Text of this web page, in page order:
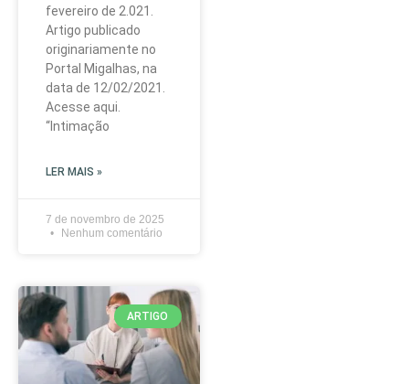
fevereiro de 2.021.
Artigo publicado
originariamente no
Portal Migalhas, na
data de 12/02/2021.
Acesse aqui.
“Intimação
LER MAIS »
7 de novembro de 2025
Nenhum comentário
ARTIGO